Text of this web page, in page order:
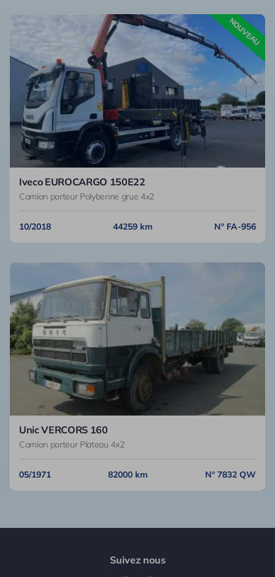
Iveco EUROCARGO 150E22
Camion porteur Polybenne grue 4x2
10/2018 44259 km N° FA-956
Unic VERCORS 160
Camion porteur Plateau 4x2
05/1971 82000 km N° 7832 QW
Suivez nous